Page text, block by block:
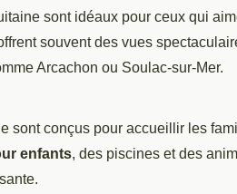
sont idéaux pour ceux qui
souvent des vues
Arcachon ou Soulac-sur-Mer.
sont conçus pour accueillir les
enfants, des piscines et des